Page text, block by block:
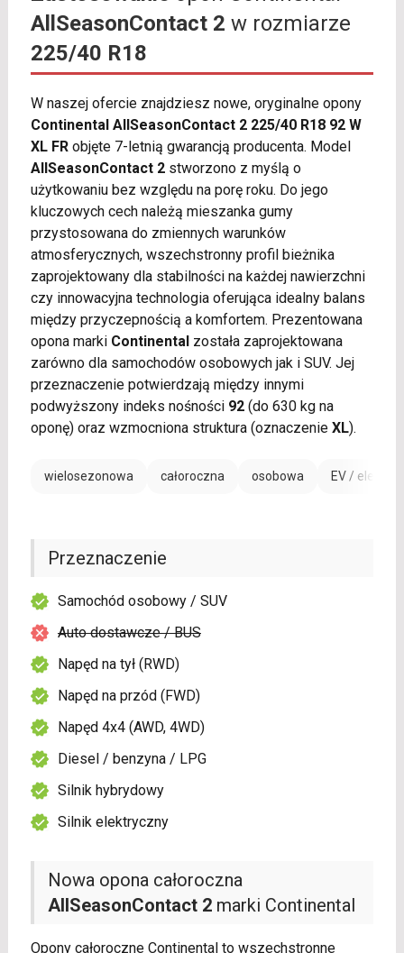
AllSeasonContact 2 w rozmiarze
225/40 R18
W naszej ofercie znajdziesz nowe, oryginalne opony
Continental AllSeasonContact 2 225/40 R18 92 W
XL FRobjęte 7-letnią gwarancją producenta. Model
AllSeasonContact 2stworzono z myślą o
użytkowaniu bez względu na porę roku. Do jego
kluczowych cech należą mieszanka gumy
przystosowana do zmiennych warunków
atmosferycznych, wszechstronny profil bieżnika
zaprojektowany dla stabilności na każdej nawierzchni
czy innowacyjna technologia oferująca idealny balans
między przyczepnością a komfortem. Prezentowana
opona marki Continentalzostała zaprojektowana
zarówno dla samochodów osobowych jak i SUV. Jej
przeznaczenie potwierdzają między innymi
podwyższony indeks nośności 92(do 630 kg na
oponę) oraz wzmocniona struktura (oznaczenie XL).
wielosezonowa całoroczna osobowa EV / electric
Nowa opona całoroczna
AllSeasonContact 2marki Continental
Opony całoroczne Continental to wszechstronne
Przeznaczenie
Samochód osobowy / SUV
Auto dostawcze / BUS
Napęd na tył (RWD)
Napęd na przód (FWD)
Napęd 4x4 (AWD, 4WD)
Diesel / benzyna / LPG
Silnik hybrydowy
Silnik elektryczny